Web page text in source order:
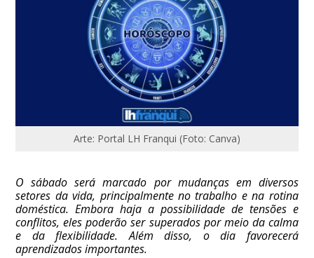
Arte: Portal LH Franqui (Foto: Canva)
O sábado será marcado por mudanças em diversos
setores da vida, principalmente no trabalho e na rotina
doméstica. Embora haja a possibilidade de tensões e
conflitos, eles poderão ser superados por meio da calma
e da flexibilidade. Além disso, o dia favorecerá
aprendizados importantes.